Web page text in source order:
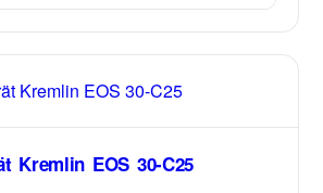
Kremlin EOS 30-C25